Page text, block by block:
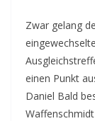
Zwar gelang
einen Punkt
Daniel Bald